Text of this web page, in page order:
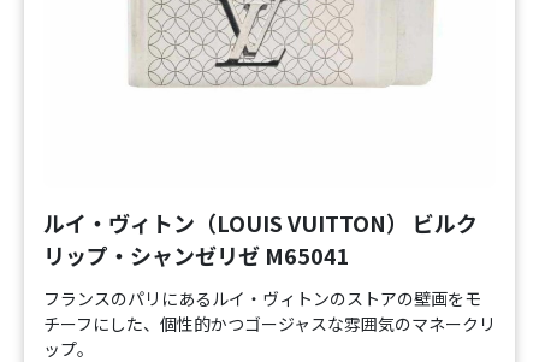
ルイ・ヴィトン（LOUIS VUITTON） ビルク
リップ・シャンゼリゼ M65041
フランスのパリにあるルイ・ヴィトンのストアの壁画をモ
チーフにした、個性的かつゴージャスな雰囲気のマネークリ
ップ。